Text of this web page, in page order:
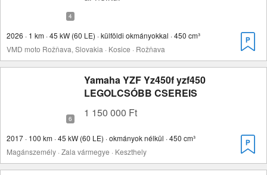
2026 · 1 km · 45 kW (60 LE) · külföldi okmányokkal · 450 cm³
VMD moto Rožňava, Slovakia · Kosice · Rožňava
Yamaha YZF Yz450f yzf450
LEGOLCSÓBB CSEREIS
1 150 000 Ft
2017 · 100 km · 45 kW (60 LE) · okmányok nélkül · 450 cm³
Magánszemély · Zala vármegye · Keszthely